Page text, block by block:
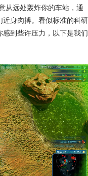
从远处轰炸你的车站，通
身肉搏。看似标准的科研
到些许压力，以下是我们